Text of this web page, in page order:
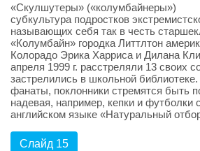
«Скулшутеры» («колумбайнеры»)
субкультура подростков
называющих себя так в честь
«Колумбайн» городка Литтлтон
Колорадо Эрика Харриса и Дилана
апреля 1999 г. расстреляли 13 своих
застрелились в школьной
фанаты, поклонники стремятся быть
надевая, например, кепки и футболки
английском языке «Натуральный
Слайд 15